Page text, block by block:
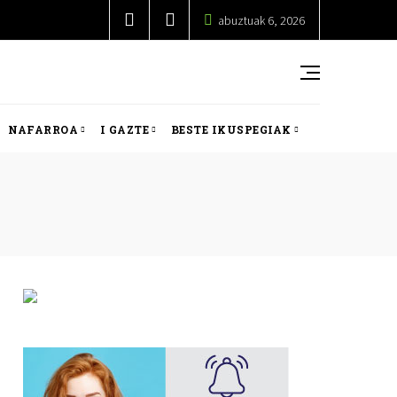
abuztuak 6, 2026
NAFARROA I GAZTE BESTE IKUSPEGIAK